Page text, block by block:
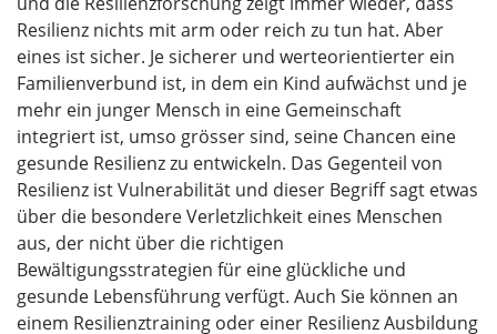
Resilienz nichts mit arm oder reich zu tun hat. Aber
eines ist sicher. Je sicherer und werteorientierter ein
Familienverbund ist, in dem ein Kind aufwächst und je
mehr ein junger Mensch in eine Gemeinschaft
integriert ist, umso grösser sind, seine Chancen eine
gesunde Resilienz zu entwickeln. Das Gegenteil von
Resilienz ist Vulnerabilität und dieser Begriff sagt etwas
über die besondere Verletzlichkeit eines Menschen
aus, der nicht über die richtigen
Bewältigungsstrategien für eine glückliche und
gesunde Lebensführung verfügt. Auch Sie können an
einem Resilienztraining oder einer Resilienz Ausbildung